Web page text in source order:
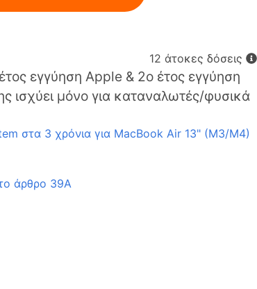
12 άτοκες δόσεις
εγγύηση Apple & 2ο έτος εγγύηση
ισχύει μόνο για καταναλωτές/φυσικά
στα 3 χρόνια για MacBook Air 13" (M3/M4)
άρθρο 39Α